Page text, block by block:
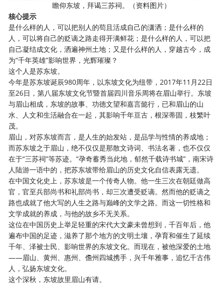
瞻仰东坡，拜谒三苏祠。（资料图片）
核心提示
是什么样的人，可以把别人的苟且活成自己的潇洒；是什么样的
人，可以将自己的贬谪之路走得开满鲜花；是什么样的人，可以把
自己凝结成文化，洒遍神州土地；又是什么样的人，穿越古今，成
为“千年英雄”影响世界，光辉璀璨？
这个人是苏东坡。
今年是苏东坡诞辰980周年，以东坡文化为纽带，2017年11月22日
至26日，第八届东坡文化节暨首届四川音乐周将在眉山举行。东坡
与眉山相成，东坡的故事、功德文望和嘉言懿行，已和眉山的山
水、人文和生活融合在一起，其影响千年亘古，根深蒂固，枝繁叶
茂。
眉山，对苏东坡而言，是人生的始发站，是品学与性情的养成地；
而苏东坡之于眉山，绝不仅仅是那散文诗词、书法名著，也不仅仅
在于“三苏祠”等苏迹。“孕奇蓄秀当此地，郁然千载诗书城”，南宋诗
人陆游一语中的，把苏东坡带给眉山的历史文化自信表露无遗。
在中国文化史上，苏东坡是一个传奇人物。他一生三次在朝廷做高
官，官至兵部尚书和礼部尚书，却三次遭受贬谪。然而他的贬谪之
路也成就了他大写的人生之路与巅峰的文学之路。而这一切性格和
文学成就的养成，与他的故乡不无关系。
这位在中国历史上举足轻重的宋代大文豪未曾想到，千百年后，他
遍布中国的足迹，滋养了那个地方的文明土壤，孕育和催生了延续
千年、泽被士民、影响世界的东坡文化。而现在，被他深爱的土地
——眉山、黄州、惠州、儋州四城携手，兴千年雅事，追忆千古伟
人，弘扬东坡文化。
这个深秋，东坡故里眉山有请。